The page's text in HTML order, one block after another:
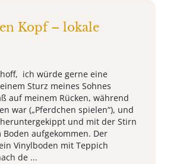
Kopf – lokale
ich würde gerne eine
Sturz meines Sohnes
auf meinem Rücken, während
war („Pferdchen spielen“), und
und mit der Stirn
aufgekommen. Der
Vinylboden mit Teppich
de ...